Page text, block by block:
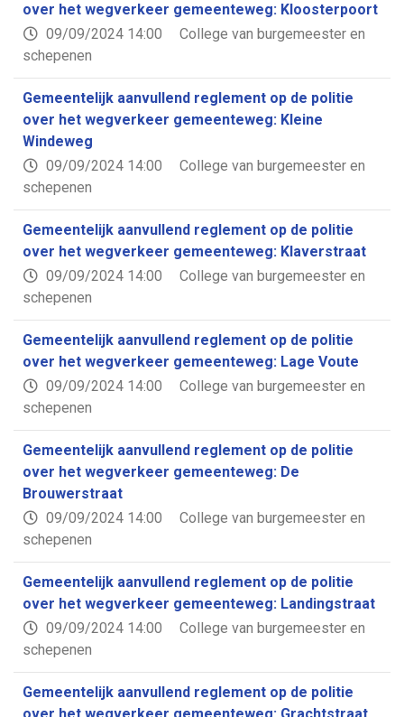
over het wegverkeer gemeenteweg: Kloosterpoort
09/09/2024 14:00
College van burgemeester en
schepenen
Gemeentelijk aanvullend reglement op de politie
over het wegverkeer gemeenteweg: Kleine
Windeweg
09/09/2024 14:00
College van burgemeester en
schepenen
Gemeentelijk aanvullend reglement op de politie
over het wegverkeer gemeenteweg: Klaverstraat
09/09/2024 14:00
College van burgemeester en
schepenen
Gemeentelijk aanvullend reglement op de politie
over het wegverkeer gemeenteweg: Lage Voute
09/09/2024 14:00
College van burgemeester en
schepenen
Gemeentelijk aanvullend reglement op de politie
over het wegverkeer gemeenteweg: De
Brouwerstraat
09/09/2024 14:00
College van burgemeester en
schepenen
Gemeentelijk aanvullend reglement op de politie
over het wegverkeer gemeenteweg: Landingstraat
09/09/2024 14:00
College van burgemeester en
schepenen
Gemeentelijk aanvullend reglement op de politie